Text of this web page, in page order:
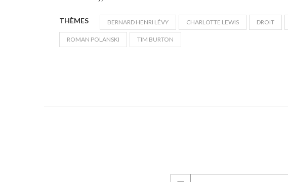
THÈMES BERNARD HENRI LÉVY CHARLOTTE LEWIS DROIT
ROMAN POLANSKI TIM BURTON